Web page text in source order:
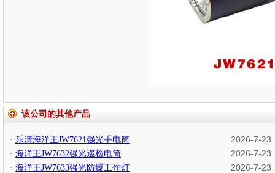
该公司的其他产品
· 乐清海洋王JW7621强光手电筒 2026-7-23
· 海洋王JW7632强光巡检电筒 2026-7-23
· 海洋王JW7633强光防爆工作灯 2026-7-23